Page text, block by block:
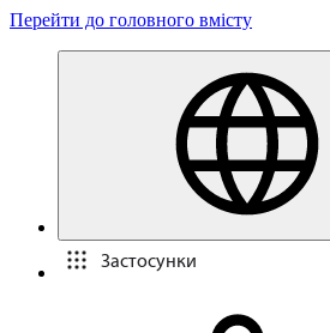
Перейти до головного вмісту
Застосунки